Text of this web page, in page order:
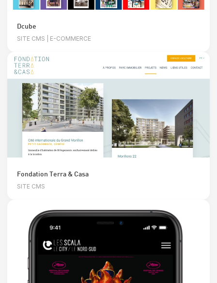
Dcube
SITE CMS | E-COMMERCE
Fondation Terra & Casa
SITE CMS